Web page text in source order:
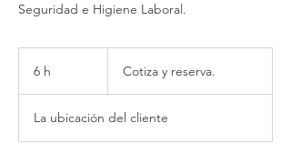
Seguridad e Higiene Laboral.
6 h
reserva.
Cotiza y reserva.
La ubicación del cliente